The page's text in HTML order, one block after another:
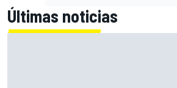
Últimas noticias